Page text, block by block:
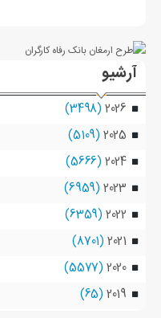
آرشیو
2026
(3498)
2025
(5109)
2024
(5666)
2023
(6959)
2022
(6359)
2021
(8701)
2020
(5577)
2019
(65)